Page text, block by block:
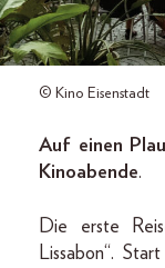
© Kino Eisenstadt
Auf einen
Kinoabende.
Die erste
Lissabon“.